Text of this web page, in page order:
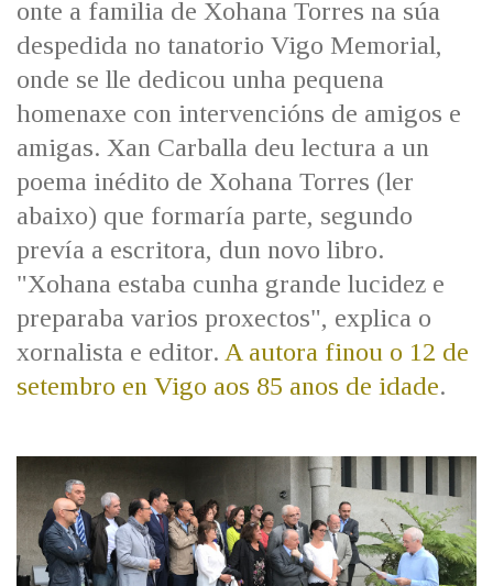
IDENTIDADE CORPORATIVA
MARCIAL DEL ADALID
CASA-MUSEO EMILIA PARDO
BAZÁN
60 ANOS DLG
Facebook
TwitterYoutubeInstagram
Bluesky
onte a familia de Xohana Torres na súa
despedida no tanatorio Vigo Memorial,
onde se lle dedicou unha pequena
homenaxe con intervencións de amigos e
amigas. Xan Carballa deu lectura a un
poema inédito de Xohana Torres (ler
abaixo) que formaría parte, segundo
prevía a escritora, dun novo libro.
"Xohana estaba cunha grande lucidez e
preparaba varios proxectos", explica o
xornalista e editor. A autora finou o 12 de
setembro en Vigo aos 85 anos de idade.